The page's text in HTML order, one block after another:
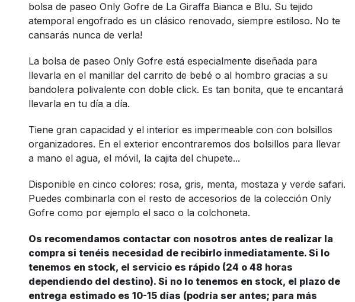
bolsa de paseo Only Gofre de La Giraffa Bianca e Blu. Su tejido
atemporal engofrado es un clásico renovado, siempre estiloso. No te
cansarás nunca de verla!
La bolsa de paseo Only Gofre está especialmente diseñada para
llevarla en el manillar del carrito de bebé o al hombro gracias a su
bandolera polivalente con doble click. Es tan bonita, que te encantará
llevarla en tu día a día.
Tiene gran capacidad y el interior es impermeable con con bolsillos
organizadores. En el exterior encontraremos dos bolsillos para llevar
a mano el agua, el móvil, la cajita del chupete...
Disponible en cinco colores: rosa, gris, menta, mostaza y verde safari.
Puedes combinarla con el resto de accesorios de la colección Only
Gofre como por ejemplo el saco o la colchoneta.
Os recomendamos contactar con nosotros antes de realizar la
compra si tenéis necesidad de recibirlo inmediatamente. Si lo
tenemos en stock, el servicio es rápido (24 o 48 horas
dependiendo del destino). Si no lo tenemos en stock, el plazo de
entrega estimado es 10-15 días (podría ser antes; para más